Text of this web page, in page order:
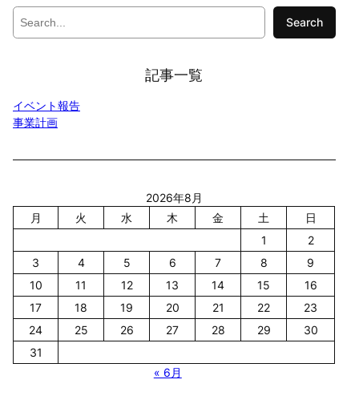
S
Search
記事一覧
イベント報告
事業計画
2026年8月
月
火 水 木 金 土
日
1
2
3
4 5 6 7 8
9
10
11 12 13 14 15
16
17
18 19 20 21 22
23
24
25 26 27 28 29
30
31
« 6月